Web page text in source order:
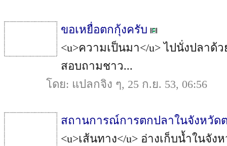
ขอเหยื่อตกกุ้งครับ
<u>ความเป็นมา</u> ไปนั่งปลาด้
สอบถามชาว...
โดย: แปลกจิง ๆ, 25 ก.ย. 53, 06:56
สถานการณ์การตกปลาในจังหวัด
<u>เส้นทาง</u> อ่างเก็บน้ำในจั